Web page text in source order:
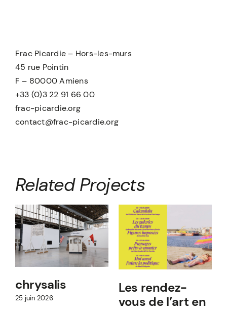
Frac Picardie – Hors-les-murs
45 rue Pointin
F – 80000 Amiens
+33 (0)3 22 91 66 00
frac-picardie.org
contact@frac-picardie.org
Related Projects
chrysalis
25 juin 2026
Les rendez-
vous de l’art en